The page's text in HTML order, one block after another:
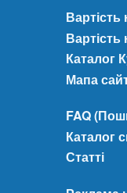
Каталог
Мапа
FAQ
Каталог
Статті